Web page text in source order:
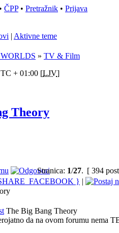
• ČPP• Pretražnik • Prijava
| Aktivne teme
» TV & Film
+ 01:00 [LJV]
Theory
Stranica: 1/27. [ 394
|
The Big Bang Theory
da na ovom forumu nema